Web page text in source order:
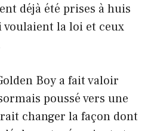
déjà été prises à huis
voulaient la loi et ceux
Boy a fait valoir
poussé vers une
changer la façon dont